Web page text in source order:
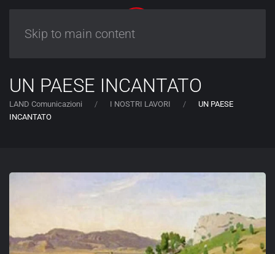
Skip to main content
UN PAESE INCANTATO
LAND Comunicazioni I NOSTRI LAVORI
UN PAESE
INCANTATO